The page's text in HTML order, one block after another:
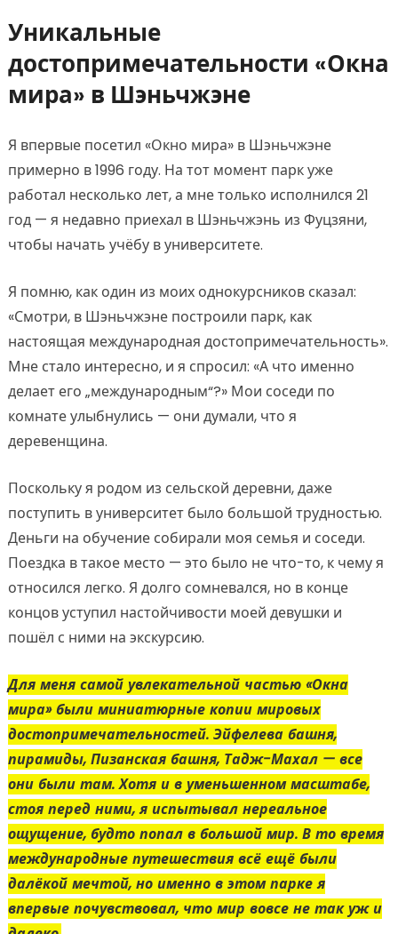
Уникальные
достопримечательности «Окна
мира» в Шэньчжэне
Я впервые посетил «Окно мира» в Шэньчжэне
примерно в 1996 году. На тот момент парк уже
работал несколько лет, а мне только исполнился 21
год — я недавно приехал в Шэньчжэнь из Фуцзяни,
чтобы начать учёбу в университете.
Я помню, как один из моих однокурсников сказал:
«Смотри, в Шэньчжэне построили парк, как
настоящая международная достопримечательность».
Мне стало интересно, и я спросил: «А что именно
делает его „международным“?» Мои соседи по
комнате улыбнулись — они думали, что я
деревенщина.
Поскольку я родом из сельской деревни, даже
поступить в университет было большой трудностью.
Деньги на обучение собирали моя семья и соседи.
Поездка в такое место — это было не что-то, к чему я
относился легко. Я долго сомневался, но в конце
концов уступил настойчивости моей девушки и
пошёл с ними на экскурсию.
Для меня самой увлекательной частью «Окна
мира» были миниатюрные копии мировых
достопримечательностей. Эйфелева башня,
пирамиды, Пизанская башня, Тадж-Махал — все
они были там. Хотя и в уменьшенном масштабе,
стоя перед ними, я испытывал нереальное
ощущение, будто попал в большой мир. В то время
международные путешествия всё ещё были
далёкой мечтой, но именно в этом парке я
впервые почувствовал, что мир вовсе не так уж и